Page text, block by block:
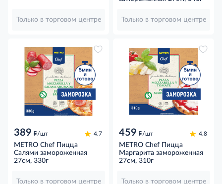
Только в торговом центре Только в торговом центре
389 д/шт 4.7
METRO Chef Пицца
Салями замороженная
27см, 330г
Только в торговом центре
459 д/шт 4.8
METRO Chef Пицца
Маргарита замороженная
27см, 310г
Только в торговом центре